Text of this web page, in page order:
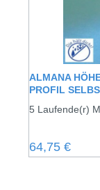
ALMANA HÖHE: 16
PROFIL
5 Laufende(r)
Regulärer
64,75 €